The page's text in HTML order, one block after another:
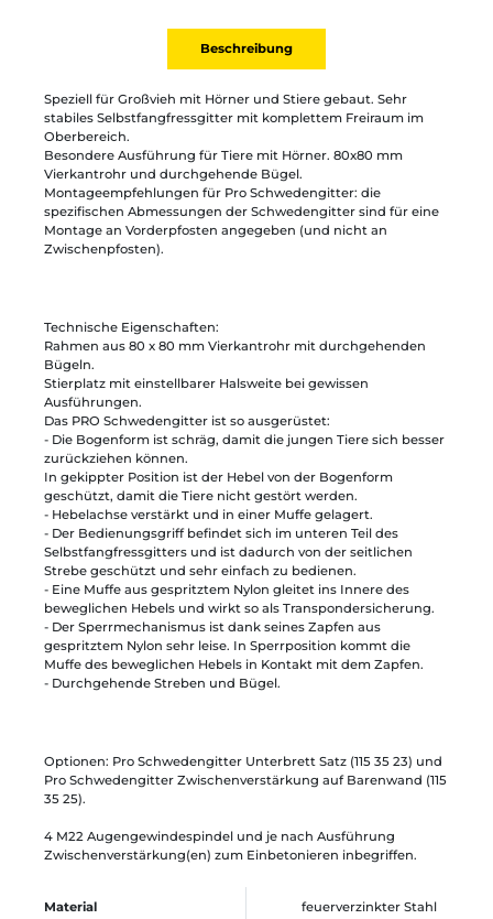
Beschreibung
Speziell für Großvieh mit Hörner und Stiere gebaut. Sehr
stabiles Selbstfangfressgitter mit komplettem Freiraum im
Oberbereich.
Besondere Ausführung für Tiere mit Hörner. 80x80 mm
Vierkantrohr und durchgehende Bügel.
Montageempfehlungen für Pro Schwedengitter: die
spezifischen Abmessungen der Schwedengitter sind für eine
Montage an Vorderpfosten angegeben (und nicht an
Zwischenpfosten).
Technische Eigenschaften:
Rahmen aus 80 x 80 mm Vierkantrohr mit durchgehenden
Bügeln.
Stierplatz mit einstellbarer Halsweite bei gewissen
Ausführungen.
Das PRO Schwedengitter ist so ausgerüstet:
- Die Bogenform ist schräg, damit die jungen Tiere sich besser
zurückziehen können.
In gekippter Position ist der Hebel von der Bogenform
geschützt, damit die Tiere nicht gestört werden.
- Hebelachse verstärkt und in einer Muffe gelagert.
- Der Bedienungsgriff befindet sich im unteren Teil des
Selbstfangfressgitters und ist dadurch von der seitlichen
Strebe geschützt und sehr einfach zu bedienen.
- Eine Muffe aus gespritztem Nylon gleitet ins Innere des
beweglichen Hebels und wirkt so als Transpondersicherung.
- Der Sperrmechanismus ist dank seines Zapfen aus
gespritztem Nylon sehr leise. In Sperrposition kommt die
Muffe des beweglichen Hebels in Kontakt mit dem Zapfen.
- Durchgehende Streben und Bügel.
Optionen: Pro Schwedengitter Unterbrett Satz (115 35 23) und
Pro Schwedengitter Zwischenverstärkung auf Barenwand (115
35 25).
4 M22 Augengewindespindel und je nach Ausführung
Zwischenverstärkung(en) zum Einbetonieren inbegriffen.
Material feuerverzinkter Stahl